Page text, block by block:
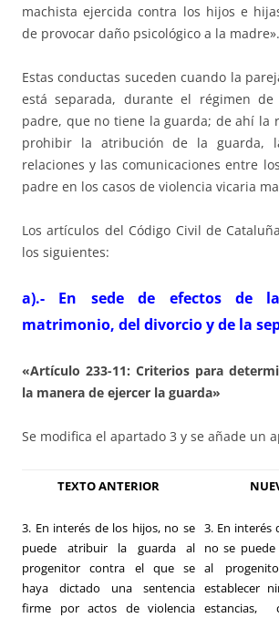
machista ejercida contra los hijos e
de provocar daño psicológico a la madre».
Estas conductas suceden cuando la
está separada, durante el régimen de
padre, que no tiene la guarda; de ahí la
prohibir la atribución de la guarda,
relaciones y las comunicaciones entre
padre en los casos de violencia vicaria
Los artículos del Código Civil de
los siguientes:
a).- En sede de efectos de
matrimonio, del divorcio y de la
«Artículo 233-11: Criterios para
la manera de ejercer la guarda»
Se modifica el apartado 3 y se añade un
TEXTO ANTERIOR
3. En interés de los hijos, no se
puede atribuir la guarda al
progenitor contra el que se
haya dictado una sentencia
firme por actos de violencia
3. En interés
no se
al
establecer
estancias,